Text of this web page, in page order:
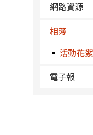
網路資源
相簿
活動花絮
電子報